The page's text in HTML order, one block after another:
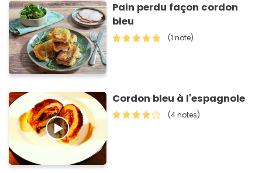
Pain perdu façon cordon
bleu
(1 note)
Cordon bleu à l'espagnole
(4 notes)